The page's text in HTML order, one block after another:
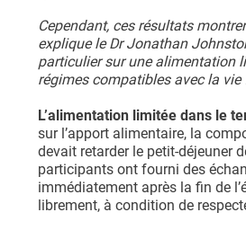
Cependant, ces résultats
explique le Dr Jonathan
particulier sur une alimentation
régimes compatibles avec la
L’alimentation limitée dans le
sur l’apport alimentaire, la
devait retarder le petit-déjeuner
participants ont fourni des
immédiatement après la fin de
librement, à condition de